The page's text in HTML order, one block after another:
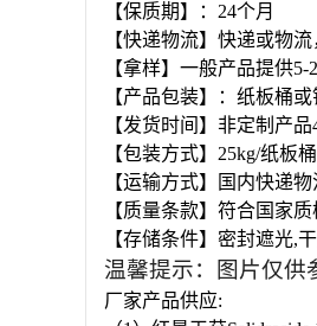
【保质期】：24个月
【快递物流】快递或物
【拿样】一般产品提供
【产品包装】：纸板桶
【发货时间】非定制产
【包装方式】25kg/纸板
【运输方式】国内快递
【质量条款】符合国家
【存储条件】密封遮光,
温馨提示：图片仅供
厂家产品供应: